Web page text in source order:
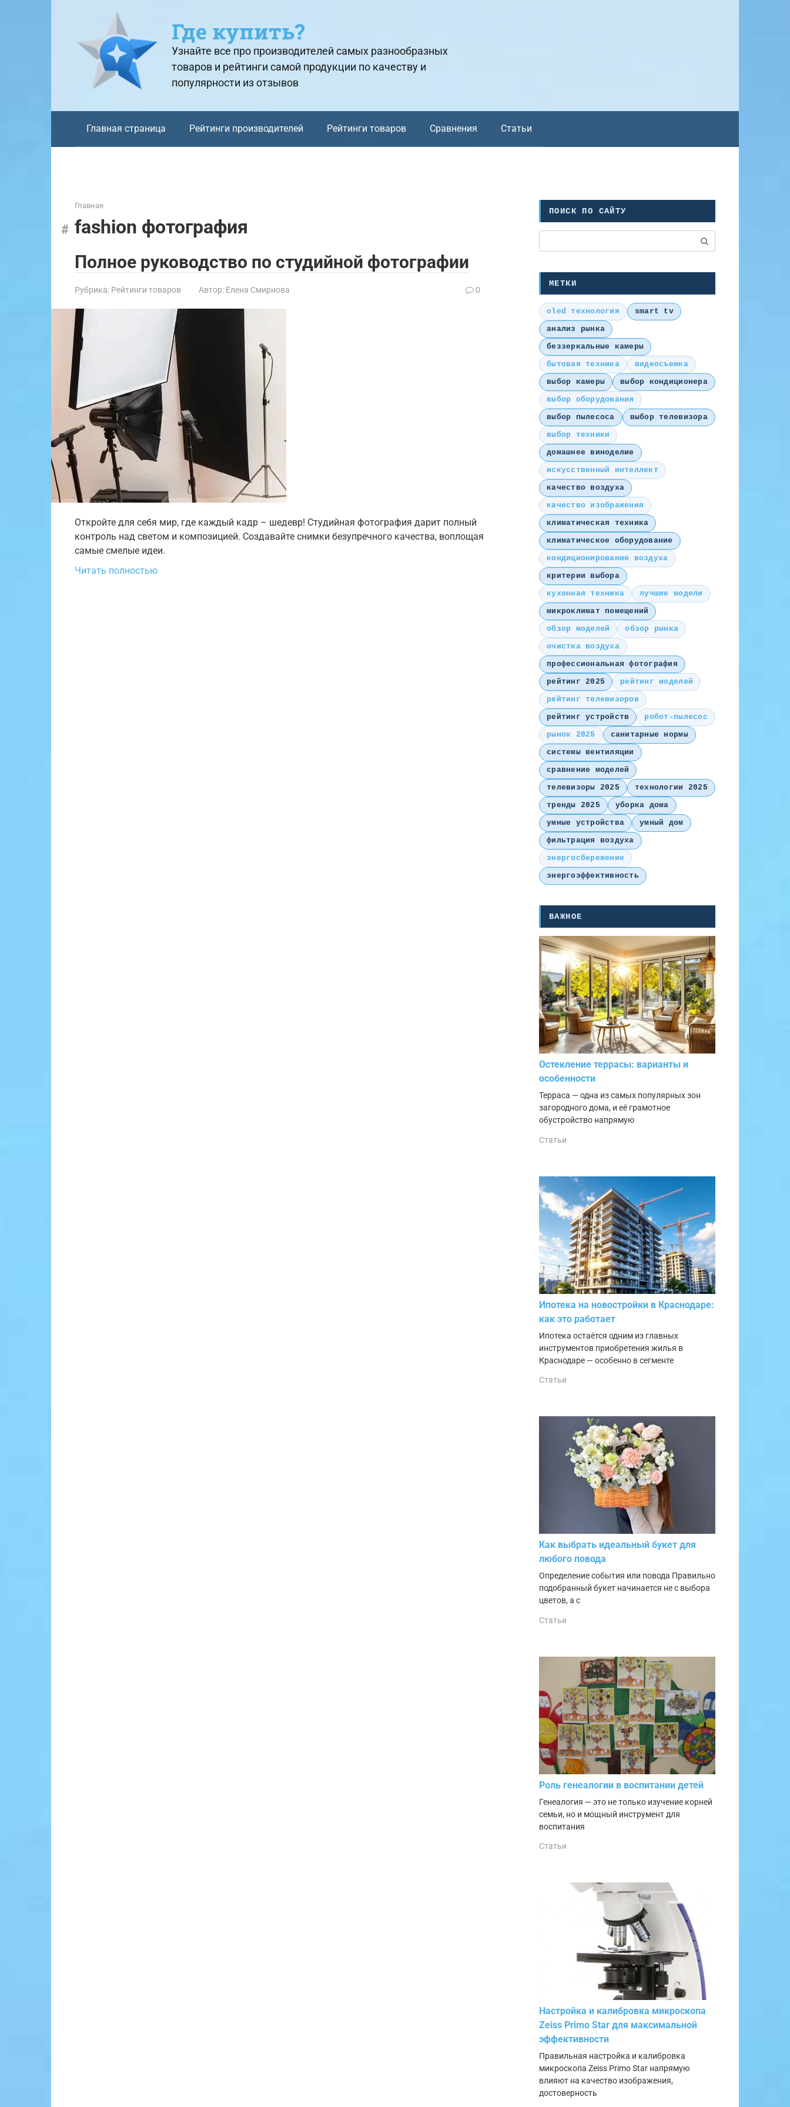
Где купить?
Узнайте все про производителей самых разнообразных
товаров и рейтинги самой продукции по качеству и
популярности из отзывов
Главная страница Рейтинги производителей Рейтинги товаров Сравнения Статьи
Главная
fashion фотография
Полное руководство по студийной фотографии
Рубрика: Рейтинги товаров Автор: Елена Смирнова 0
Откройте для себя мир, где каждый кадр – шедевр! Студийная фотография дарит полный
контроль над светом и композицией. Создавайте снимки безупречного качества, воплощая
самые смелые идеи.
Читать полностью
ПОИСК ПО САЙТУ
МЕТКИ
oled технология
smart tv
анализ рынка
беззеркальные камеры
бытовая техника
видеосъемка
выбор камеры
выбор кондиционера
выбор оборудования
выбор пылесоса
выбор телевизора
выбор техники
домашнее виноделие
искусственный интеллект
качество воздуха
качество изображения
климатическая техника
климатическое оборудование
кондиционирование воздуха
критерии выбора
кухонная техника
лучшие модели
микроклимат помещений
обзор моделей
обзор рынка
очистка воздуха
профессиональная фотография
рейтинг 2025
рейтинг моделей
рейтинг телевизоров
рейтинг устройств
робот-пылесос
рынок 2025
санитарные нормы
системы вентиляции
сравнение моделей
телевизоры 2025
технологии 2025
тренды 2025
уборка дома
умные устройства
умный дом
фильтрация воздуха
энергосбережение
энергоэффективность
ВАЖНОЕ
Остекление террасы: варианты и
особенности
Терраса — одна из самых популярных зон
загородного дома, и её грамотное
обустройство напрямую
Статьи
Ипотека на новостройки в Краснодаре:
как это работает
Ипотека остаётся одним из главных
инструментов приобретения жилья в
Краснодаре — особенно в сегменте
Статьи
Как выбрать идеальный букет для
любого повода
Определение события или повода Правильно
подобранный букет начинается не с выбора
цветов, а с
Статьи
Роль генеалогии в воспитании детей
Генеалогия — это не только изучение корней
семьи, но и мощный инструмент для
воспитания
Статьи
Настройка и калибровка микроскопа
Zeiss Primo Star для максимальной
эффективности
Правильная настройка и калибровка
микроскопа Zeiss Primo Star напрямую
влияют на качество изображения,
достоверность